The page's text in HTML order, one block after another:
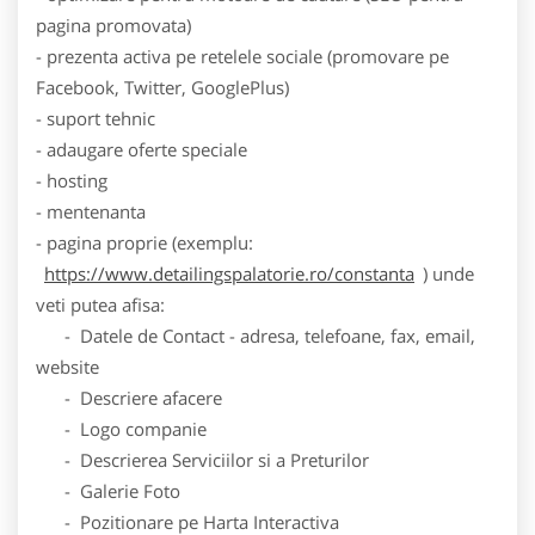
pagina promovata)
- prezenta activa pe retelele sociale (promovare pe
Facebook, Twitter, GooglePlus)
- suport tehnic
- adaugare oferte speciale
- hosting
- mentenanta
- pagina proprie (exemplu:
https://www.detailingspalatorie.ro/constanta ) unde
veti putea afisa:
- Datele de Contact - adresa, telefoane, fax, email,
website
- Descriere afacere
- Logo companie
- Descrierea Serviciilor si a Preturilor
- Galerie Foto
- Pozitionare pe Harta Interactiva